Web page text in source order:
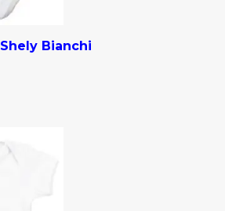
Shely Bianchi